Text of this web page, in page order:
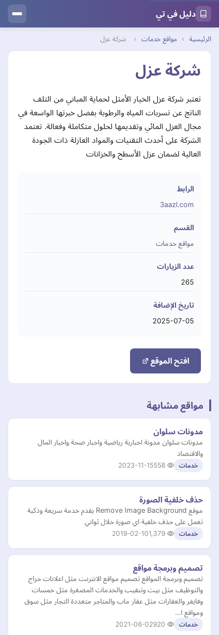
دليل في تي
الرئيسية › مواقع خدمات › شركة عزل
شركة عزل
تعتبر شركة عزل الخيار الأمثل لحماية المباني من التلف
الناتج عن تسربات المياه والرطوبة بفضل خبرتها الواسعة في
مجال العزل المائي وتقديمها لحلول متكاملة وفعالة. تعتمد
الشركة على أحدث التقنيات والمواد العازلة ذات الجودة
العالية لضمان عزل الأسطح والخزانات
الرابط
3aazl.com
القسم
مواقع خدمات
عدد الزيارات
265
تاريخ الإضافة
2025-07-05
افتح الموقع
مواقع مشابهة
مدونات سلوان
مدونات سلوان مدونة اخبارية رياضية واخبار صحة واخبار المال
والاقتصاد
خدمات 2023-11-15
حذف خلفية الصورة
موقع Remove Image Background يقدم خدمة سريعة وذكية
تعمل على حذف خلفية اي صورة خلال ثواني
خدمات 2019-02-10
تصميم وبرمجة مواقع
تصميم وبرمجة المواقع تصميم مواقع الانترنت مثل اعلانات حراج
والتوظيف مثل بيت وتنقيب والخدمات المصغرة مثل خمسات
وفايفر والعقارات مثل عقار ماب والمتاجر متعددة التجار مثل سوق
ومواقع ا…
خدمات 2021-06-02